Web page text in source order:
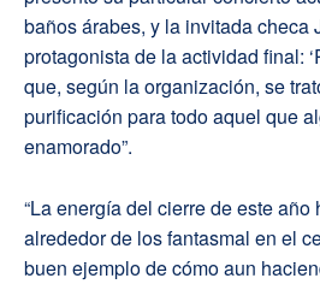
baños árabes, y la invitada checa
protagonista de la actividad final:
que, según la organización, se
purificación para todo aquel que
enamorado”.
“La energía del cierre de este año
alrededor de los fantasmal en el
buen ejemplo de cómo aun